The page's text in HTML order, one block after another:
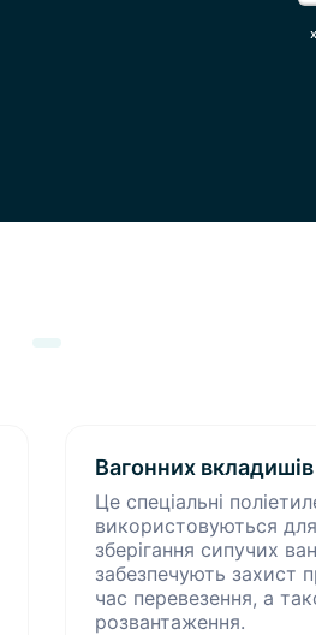
Вагонних вкладишів
Це спеціальні
використовуються
зберігання сипучих
забезпечують захист
час перевезення, а
розвантаження.